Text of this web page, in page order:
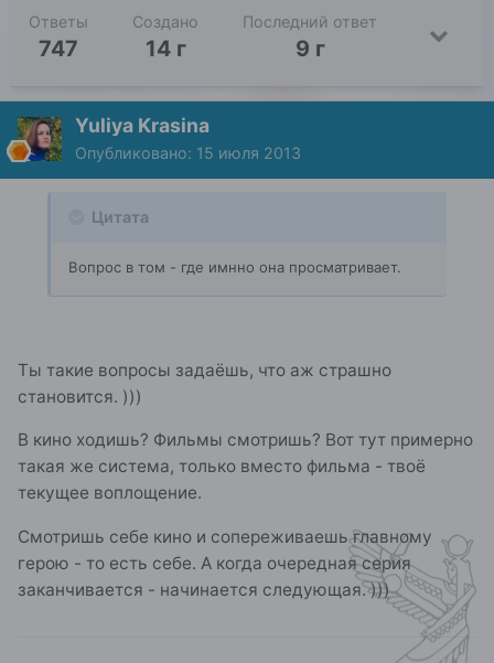
Ответы
747
Создано
14 г
Последний ответ
9 г
Yuliya Krasina
Опубликовано: 15 июля 2013
Цитата
Вопрос в том - где имнно она просматривает.
Ты такие вопросы задаёшь, что аж страшно
становится. )))
В кино ходишь? Фильмы смотришь? Вот тут примерно
такая же система, только вместо фильма - твоё
текущее воплощение.
Смотришь себе кино и сопереживаешь главному
герою - то есть себе. А когда очередная серия
заканчивается - начинается следующая. )))